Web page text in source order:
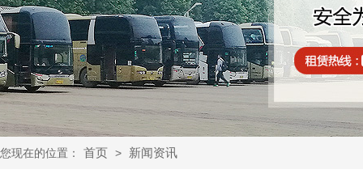
您现在的位置： 首页 > 新闻资讯